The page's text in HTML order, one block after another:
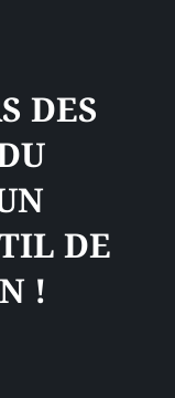
DES
DE
!